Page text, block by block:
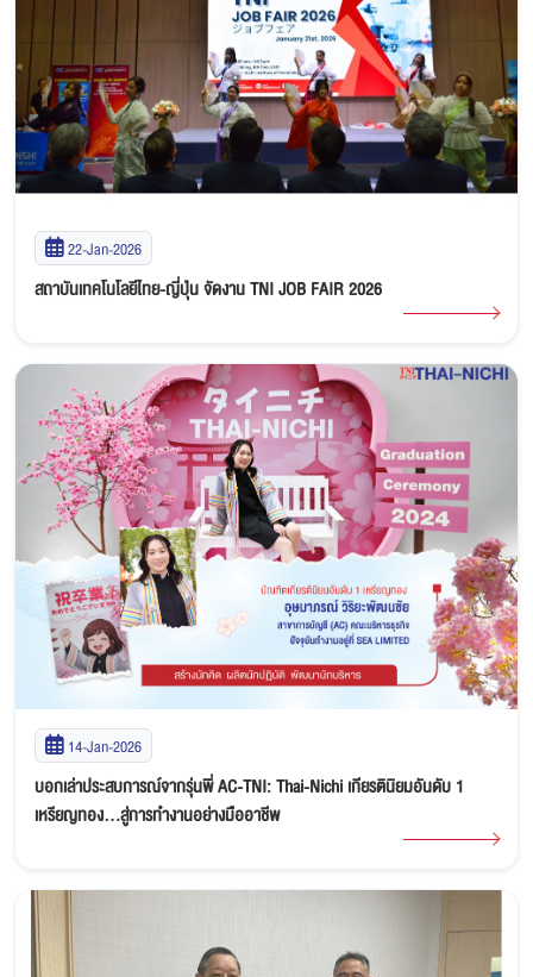
22-Jan-2026
สถาบันเทคโนโลยีไทย-ญี่ปุ่น จัดงาน TNI JOB FAIR 2026
14-Jan-2026
บอกเล่าประสบการณ์จากรุ่นพี่ AC-TNI: Thai-Nichi เกียรตินิยมอันดับ 1
เหรียญทอง…สู่การทำงานอย่างมืออาชีพ